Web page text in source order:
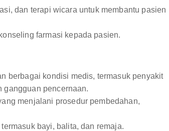
dan terapi wicara untuk membantu pasien
farmasi kepada pasien.
berbagai kondisi medis, termasuk penyakit
gangguan pencernaan.
menjalani prosedur pembedahan,
bayi, balita, dan remaja.